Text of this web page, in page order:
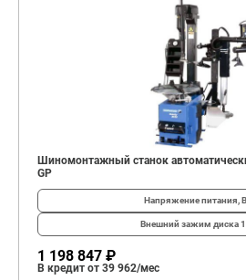
Шиномонтажный станок
GP
Напряжение питания, В
Внешний зажим диска
1 198 847 ₽
В кредит от 39 962/мес